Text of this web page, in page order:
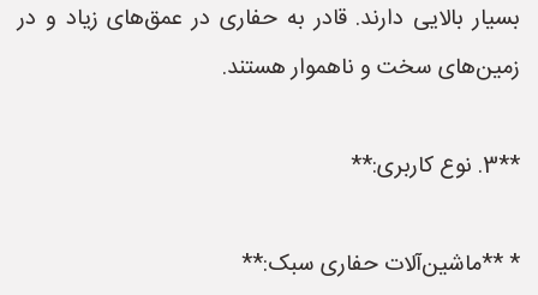
بسیار بالایی دارند. قادر به حفاری در عمق‌های زیاد و در
زمین‌های سخت و ناهموار هستند.
**3. نوع کاربری:**
* **ماشین‌آلات حفاری سبک:**